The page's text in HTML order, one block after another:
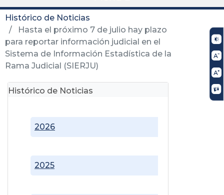
Histórico de Noticias
Hasta el próximo 7 de julio hay plazo
para reportar información judicial en el
Sistema de Información Estadística de la
Rama Judicial (SIERJU)
Histórico de Noticias
2025
2026